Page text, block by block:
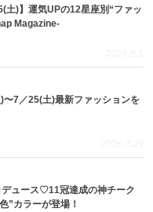
土)】運気UPの12星座別“ファッ
Magazine-
2026.8.1
〜7／25(土)最新ファッションを
2026.7.29
デュース♡11冠達成の神チーク
”カラーが登場！